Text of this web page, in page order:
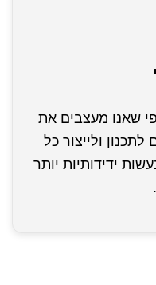
שאנו מעצבים את
ולייצור כל
ידידותיות יותר